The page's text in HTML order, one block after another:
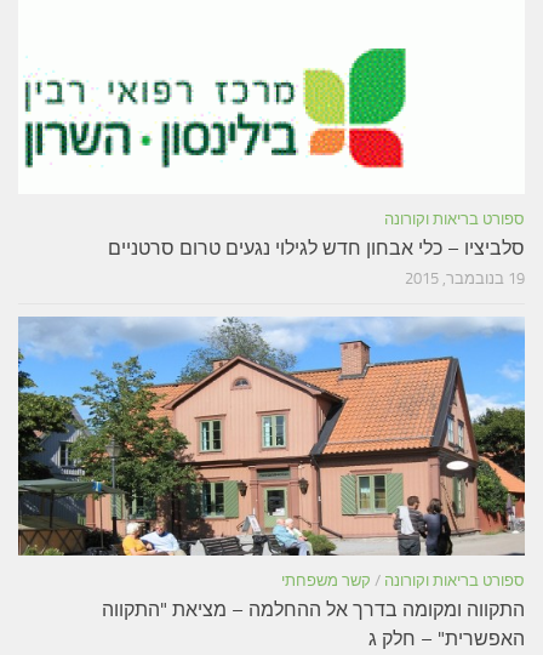
ספורט בריאות וקורונה
סלביציו – כלי אבחון חדש לגילוי נגעים טרום סרטניים
19 בנובמבר, 2015
ספורט בריאות וקורונה / קשר משפחתי
התקווה ומקומה בדרך אל ההחלמה – מציאת "התקווה
האפשרית" – חלק ג